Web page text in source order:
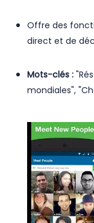
Offre des
direct et de
Mots-clés :
mondiales",